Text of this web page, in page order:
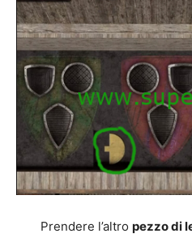
Prendere l’altro pezzo di